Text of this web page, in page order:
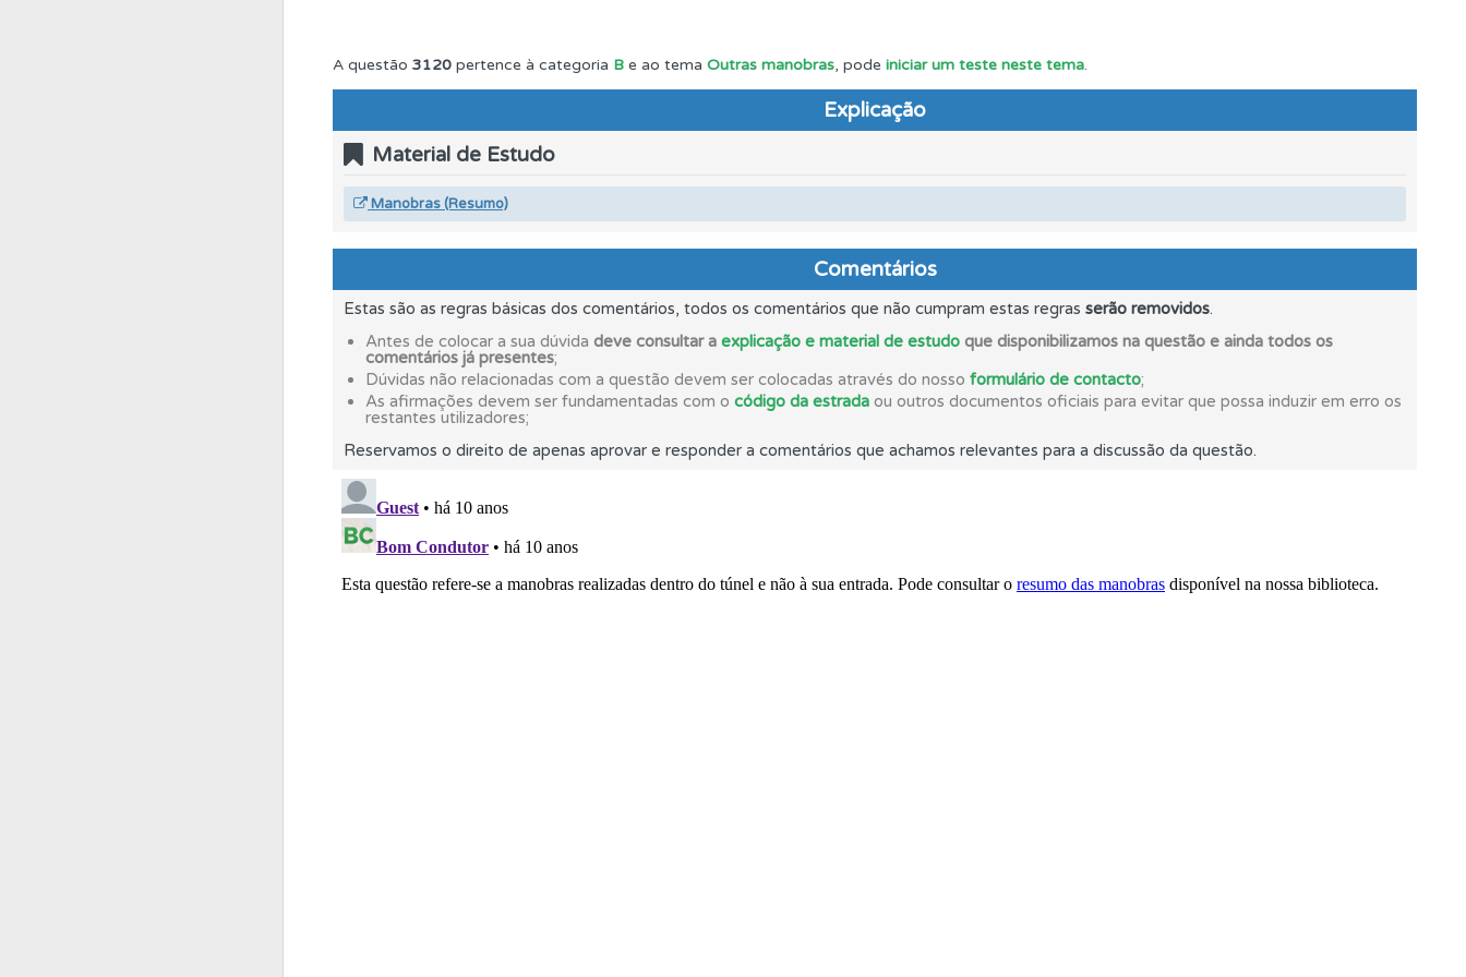
Use os atalhos de teclado para responder aos testes mais rapidamente.
Conta Crie uma conta para não perder as suas estatísticas.
Veja os temas onde tem mais dificuldades no seu perfil.
Testes O teste "Novas" apresenta-lhe questões a que ainda não respondeu.
Ajuda Consulte a ajuda se tiver dúvidas relacionadas com a plataforma.
Conta
Testemunhos Veja os testemunhos dos nossos utilizadores e deixe o seu!
A questão 3120 pertence à categoria B e ao tema Outras manobras, pode iniciar um teste neste tema.
Explicação
Material de Estudo
Manobras (Resumo)
Comentários
Estas são as regras básicas dos comentários, todos os comentários que não cumpram estas regras serão removidos.
Antes de colocar a sua dúvida deve consultar a explicação e material de estudo que disponibilizamos na questão e ainda todos os
comentários já presentes;
Dúvidas não relacionadas com a questão devem ser colocadas através do nosso formulário de contacto;
As afirmações devem ser fundamentadas com o código da estrada ou outros documentos oficiais para evitar que possa induzir em erro os
restantes utilizadores;
Reservamos o direito de apenas aprovar e responder a comentários que achamos relevantes para a discussão da questão.